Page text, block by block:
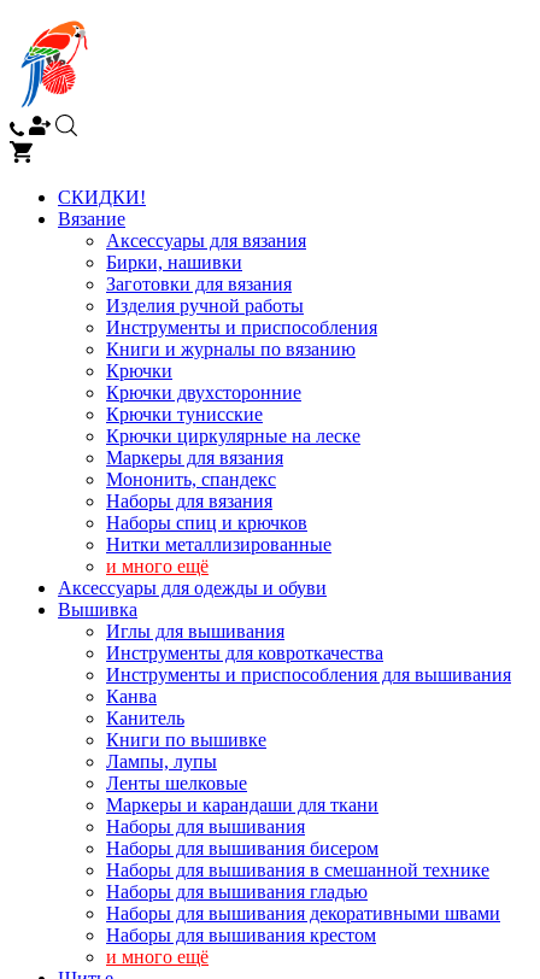
СКИДКИ!
Вязание
Аксессуары для вязания
Бирки, нашивки
Заготовки для вязания
Изделия ручной работы
Инструменты и приспособления
Книги и журналы по вязанию
Крючки
Крючки двухсторонние
Крючки тунисские
Крючки циркулярные на леске
Маркеры для вязания
Мононить, спандекс
Наборы для вязания
Наборы спиц и крючков
Нитки металлизированные
и много ещё
Аксессуары для одежды и обуви
Вышивка
Иглы для вышивания
Инструменты для ковроткачества
Инструменты и приспособления для вышивания
Канва
Канитель
Книги по вышивке
Лампы, лупы
Ленты шелковые
Маркеры и карандаши для ткани
Наборы для вышивания
Наборы для вышивания бисером
Наборы для вышивания в смешанной технике
Наборы для вышивания гладью
Наборы для вышивания декоративными швами
Наборы для вышивания крестом
и много ещё